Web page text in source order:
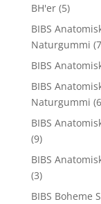
BH'er (5)
BIBS
Naturgummi
BIBS
BIBS
Naturgummi
BIBS
(9)
BIBS
(3)
BIBS Boheme